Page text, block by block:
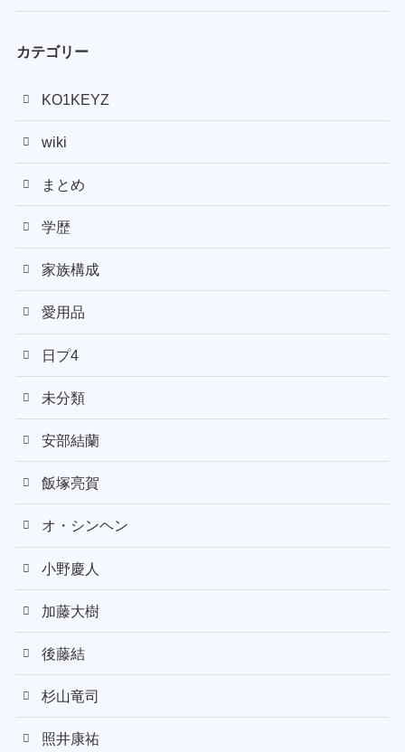
カテゴリー
KO1KEYZ
wiki
まとめ
学歴
家族構成
愛用品
日プ4
未分類
安部結蘭
飯塚亮賀
オ・シンヘン
小野慶人
加藤大樹
後藤結
杉山竜司
照井康祐